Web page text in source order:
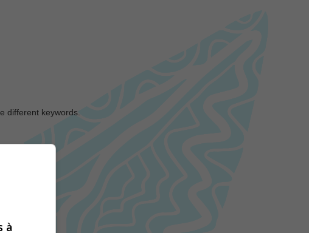
different keywords.
à